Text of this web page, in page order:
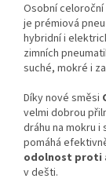
Osobní
je prémiová
hybridní i
zimních
suché, mokré i
Díky nové směsi
velmi dobrou
dráhu na mokru i
pomáhá
odolnost proti
v dešti.